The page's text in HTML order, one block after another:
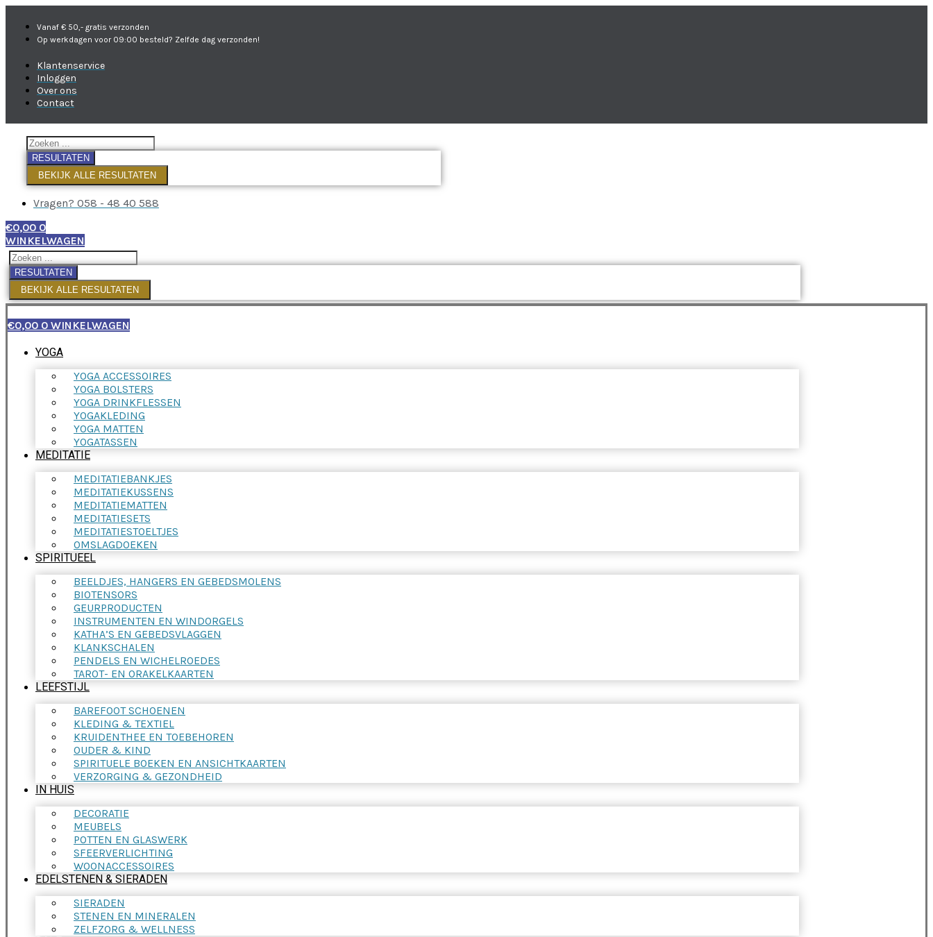
Vanaf € 50,- gratis verzonden
Op werkdagen voor 09:00 besteld? Zelfde dag verzonden!
Klantenservice
Inloggen
Over ons
Contact
RESULTATEN
BEKIJK ALLE RESULTATEN
Vragen? 058 - 48 40 588
€0,00 0
WINKELWAGEN
RESULTATEN
BEKIJK ALLE RESULTATEN
€0,00 0 WINKELWAGEN
YOGA
YOGA ACCESSOIRES
YOGA BOLSTERS
YOGA DRINKFLESSEN
YOGAKLEDING
YOGA MATTEN
YOGATASSEN
MEDITATIE
MEDITATIEBANKJES
MEDITATIEKUSSENS
MEDITATIEMATTEN
MEDITATIESETS
MEDITATIESTOELTJES
OMSLAGDOEKEN
SPIRITUEEL
BEELDJES, HANGERS EN GEBEDSMOLENS
BIOTENSORS
GEURPRODUCTEN
INSTRUMENTEN EN WINDORGELS
KATHA’S EN GEBEDSVLAGGEN
KLANKSCHALEN
PENDELS EN WICHELROEDES
TAROT- EN ORAKELKAARTEN
LEEFSTIJL
BAREFOOT SCHOENEN
KLEDING & TEXTIEL
KRUIDENTHEE EN TOEBEHOREN
OUDER & KIND
SPIRITUELE BOEKEN EN ANSICHTKAARTEN
VERZORGING & GEZONDHEID
IN HUIS
DECORATIE
MEUBELS
POTTEN EN GLASWERK
SFEERVERLICHTING
WOONACCESSOIRES
EDELSTENEN & SIERADEN
SIERADEN
STENEN EN MINERALEN
ZELFZORG & WELLNESS